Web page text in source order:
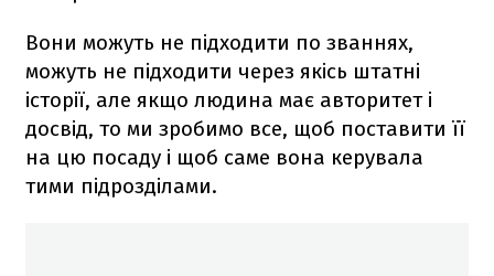
Вони можуть не підходити по званнях,
можуть не підходити через якісь штатні
історії, але якщо людина має авторитет і
досвід, то ми зробимо все, щоб поставити її
на цю посаду і щоб саме вона керувала
тими підрозділами.